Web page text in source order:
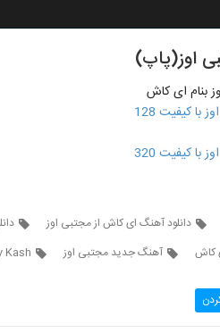
اوز(پاپ)
بنام ای کاش
کیفیت 128
کیفیت 320
دانلود آهنگ ای کاش از مجتبی اوز
کاش
آهنگ جدید مجتبی اوز Kash